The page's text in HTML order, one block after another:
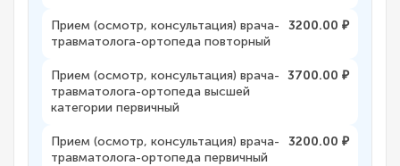
Прием (осмотр, консультация) врача-
травматолога-ортопеда повторный
3200.00 ₽
Прием (осмотр, консультация) врача-
травматолога-ортопеда высшей
категории первичный
3700.00 ₽
Прием (осмотр, консультация) врача-
травматолога-ортопеда первичный
3200.00 ₽